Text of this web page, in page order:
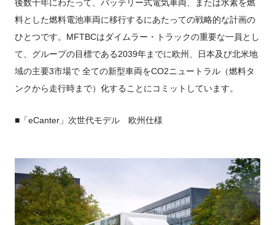
後数十年にわたって、バッテリー式電気車両、または水素を燃
料とした燃料電池車両に移行するにあたっての戦略的な計画の
ひとつです。MFTBCはダイムラー・トラックの重要な一員とし
て、グループの目標である2039年までに欧州、日本及び北米地
域の主要3市場で 全ての新型車両をCO2ニュートラル（燃料タ
ンクから走行時まで）化することにコミットしています。
■「eCanter」次世代モデル 欧州仕様